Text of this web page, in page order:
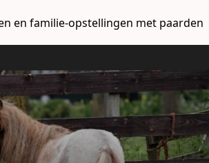
en familie-opstellingen met paarden